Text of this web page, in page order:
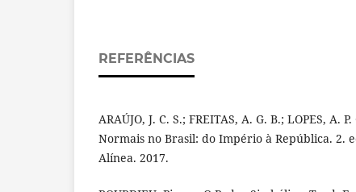
REFERÊNCIAS
ARAÚJO, J. C. S.; FREITAS, A. G. B.; LOPES, A.
Normais no Brasil: do Império à República. 2.
Alínea. 2017.